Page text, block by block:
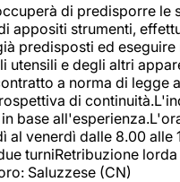
di predisporre le
appositi strumenti,
predisposti ed eseguire
utensili e degli altri
a norma di legge
di
base
al venerdì dalle 8.00 alle
turniRetribuzione
Saluzzese (CN)